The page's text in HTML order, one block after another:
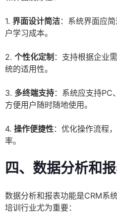
1. 界面设计简洁：系统界面应
户学习成本。
2. 个性化定制 ：支持根据企业
统的适用性。
3. 多终端支持：系统应支持PC
方便用户随时随地使用。
4. 操作便捷性：优化操作流程
率。
四、数据分析和
数据分析和报表功能是CRM系
培训行业尤为重要：